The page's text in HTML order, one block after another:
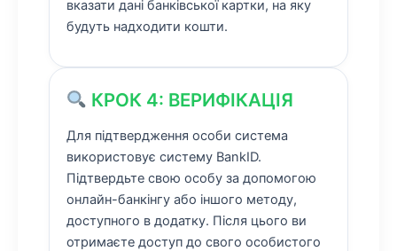
вказати дані банківської картки, на яку
будуть надходити кошти.
КРОК 4: ВЕРИФІКАЦІЯ
Для підтвердження особи система
використовує систему BankID.
Підтвердьте свою особу за допомогою
онлайн-банкінгу або іншого методу,
доступного в додатку. Після цього ви
отримаєте доступ до свого особистого